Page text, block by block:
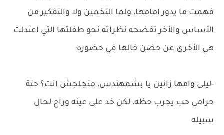
فهمت ما يدور امامها، ولما التخمين ولا والتفكير من
الأساس والأخر تفضحه نظراته نحو طفلتها التي اعتدلت
هي الأخرى عن حضن خالها في حضوره:
-ليلى وامها زانين يا بشمهندس، متجلجش انت؟ حتة
حرامي حب يجرب حظه، لكن خد على عينه وراح لحال
سبيله